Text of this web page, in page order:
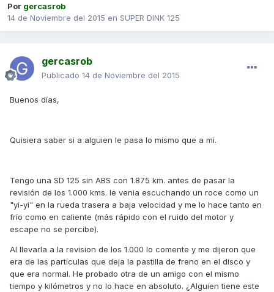
Por gercasrob
14 de Noviembre del 2015 en SUPER DINK 125
gercasrob
Publicado 14 de Noviembre del 2015
Buenos días,
Quisiera saber si a alguien le pasa lo mismo que a mi.
Tengo una SD 125 sin ABS con 1.875 km. antes de pasar la
revisión de los 1.000 kms. le venia escuchando un roce como un
"yi-yi" en la rueda trasera a baja velocidad y me lo hace tanto en
frío como en caliente (más rápido con el ruido del motor y
escape no se percibe).
Al llevarla a la revision de los 1.000 lo comente y me dijeron que
era de las partículas que deja la pastilla de freno en el disco y
que era normal. He probado otra de un amigo con el mismo
tiempo y kilómetros y no lo hace en absoluto. ¿Alguien tiene este